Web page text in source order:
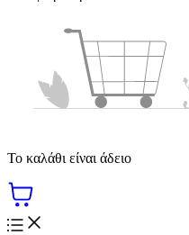
Το καλάθι είναι άδειο